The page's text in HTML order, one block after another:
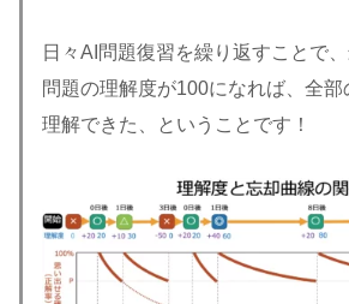
日々AI問題復習を繰り返すことで
問題の理解度が100になれば、全部
理解できた、ということです！